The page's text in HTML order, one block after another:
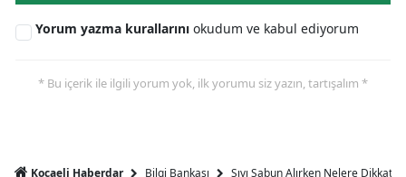
Yorum yazma kurallarını okudum ve kabul ediyorum
* Bu içerik ile ilgili yorum yok, ilk yorumu siz yazın, tartışalım *
Kocaeli Haberdar Bilgi Bankası Sıvı Sabun Alırken Nelere Dikkat